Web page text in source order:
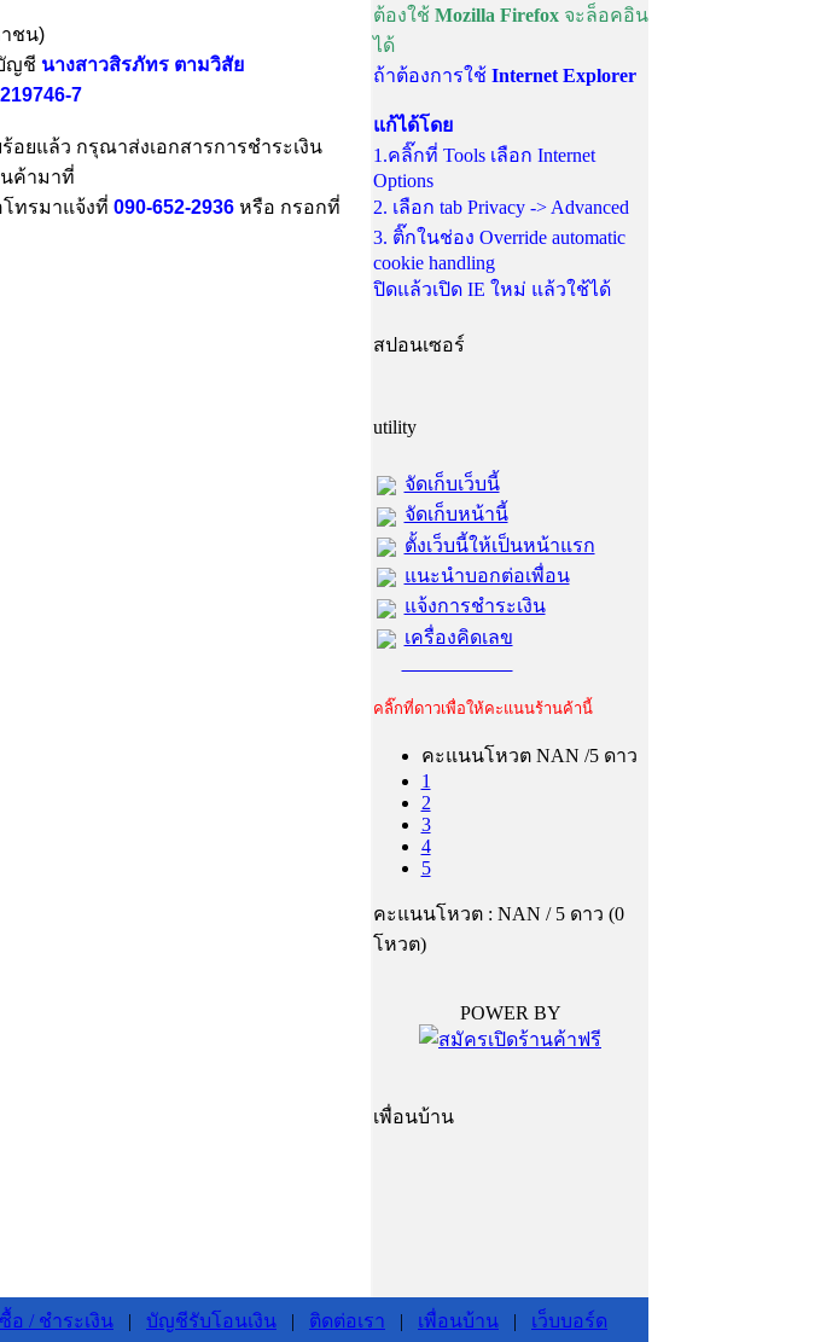
ชน)
ญชี นางสาวสิรภัทร ตามวิสัย
7
อยแล้ว กรุณาส่งเอกสารการชำระเงิน
ค้ามาที่
ทรมาแจ้งที่ 090-652-2936 หรือ กรอกที่
ต้องใช้ Mozilla Firefoxจะล็อคอิน
ได้
ถ้าต้องการใช้ Internet Explorer
แก้ได้โดย
1.คลิ๊กที่ Tools เลือก Internet
Options
2. เลือก tab Privacy -> Advanced
3. ติ๊กในช่อง Override automatic
cookie handling
ปิดแล้วเปิด IE ใหม่ แล้วใช้ได้
สปอนเซอร์
utility
จัดเก็บเว็บนี้
จัดเก็บหน้านี้
ตั้งเว็บนี้ให้เป็นหน้าแรก
แนะนำบอกต่อเพื่อน
แจ้งการชำระเงิน
เครื่องคิดเลข
คลิ๊กที่ดาวเพื่อให้คะแนนร้านค้านี้
คะแนนโหวต NAN /5 ดาว
1
2
3
4
5
คะแนนโหวต : NAN / 5 ดาว (0
โหวต)
POWER BY
เพื่อนบ้าน
อ / ชำระเงิน | บัญชีรับโอนเงิน | ติดต่อเรา | เพื่อนบ้าน | เว็บบอร์ด